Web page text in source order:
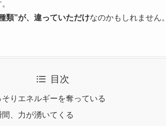
類”が、違っていただけなのかもしれません。
目次
そりエネルギーを奪っている
間、力が湧いてくる